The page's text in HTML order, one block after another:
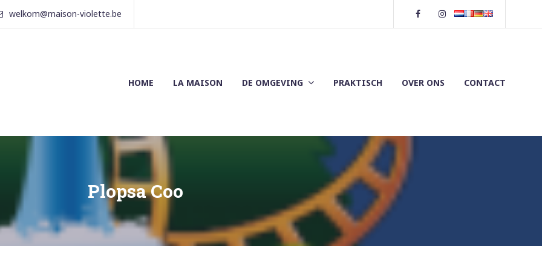
welkom@maison-violette.be FacebookInstagram
HOME LA MAISON DE OMGEVING PRAKTISCH OVER ONS CONTACT
Plopsa Coo